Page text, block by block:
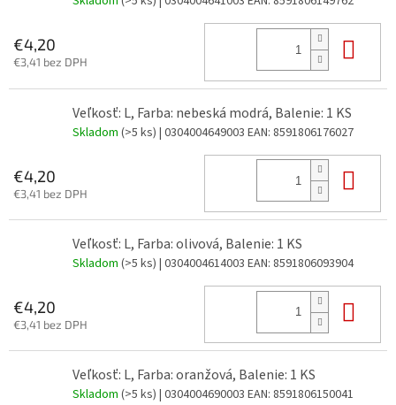
€4,20
€3,41 bez DPH
Veľkosť: L, Farba: nebeská modrá, Balenie: 1 KS
Skladom (>5 ks) | 0304004649003 EAN: 8591806176027
€4,20
€3,41 bez DPH
Veľkosť: L, Farba: olivová, Balenie: 1 KS
Skladom (>5 ks) | 0304004614003 EAN: 8591806093904
€4,20
€3,41 bez DPH
Veľkosť: L, Farba: oranžová, Balenie: 1 KS
Skladom (>5 ks) | 0304004690003 EAN: 8591806150041